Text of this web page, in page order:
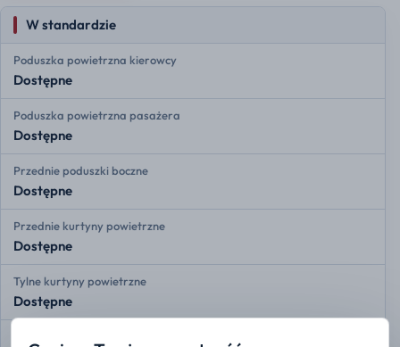
W standardzie
Poduszka powietrzna kierowcy
Dostępne
Poduszka powietrzna pasażera
Dostępne
Przednie poduszki boczne
Dostępne
Przednie kurtyny powietrzne
Dostępne
Tylne kurtyny powietrzne
Dostępne